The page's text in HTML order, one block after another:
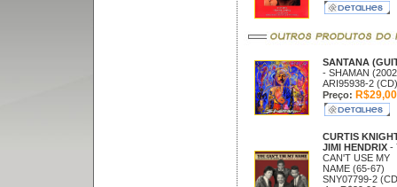
SANTANA
- SHAMAN
ARI95938-2 (CD)
Preço: R$29,00
CURTIS
JIMI HENDRIX-
CAN'T USE MY
NAME (65-67)
SNY07799-2